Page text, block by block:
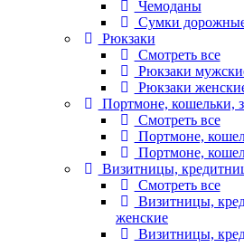
Чемоданы
Сумки
Рюкзаки
Смотреть все
Рюкзаки
Рюкзаки
Портмоне, кошельки,
Смотреть все
Портмоне,
Портмоне,
Визитницы,
Смотреть все
Визитницы,
женские
Визитницы,